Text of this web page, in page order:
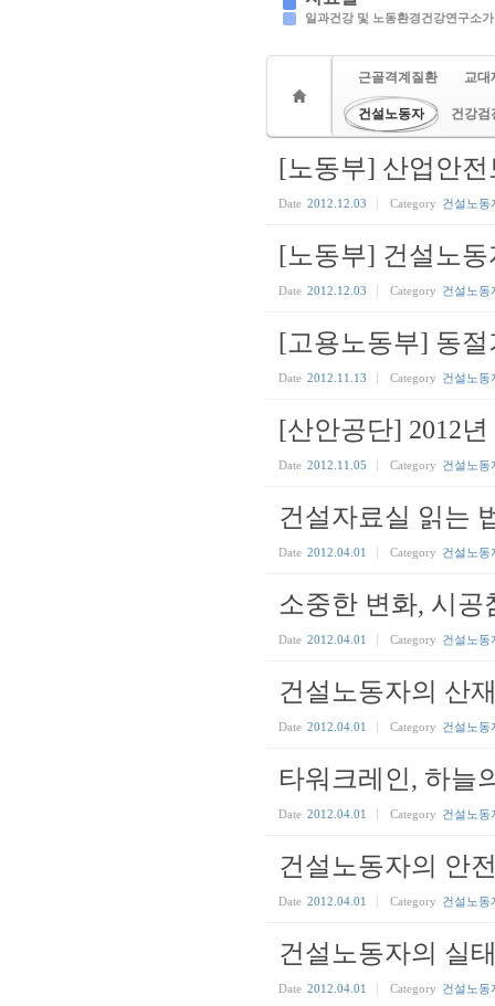
일과건강 및 노동환경건강연구소
근골격계질환 교대
건설노동자 건강검
[노동부] 산업안
Date 2012.12.03 Category 건설노동
[노동부] 건설노동
Date 2012.12.03 Category 건설노동
[고용노동부] 동
Date 2012.11.13 Category 건설노동
[산안공단] 2012
Date 2012.11.05 Category 건설노동
건설자료실 읽는
Date 2012.04.01 Category 건설노동
소중한 변화, 시
Date 2012.04.01 Category 건설노동
건설노동자의 산
Date 2012.04.01 Category 건설노동
타워크레인, 하늘
Date 2012.04.01 Category 건설노동
건설노동자의 안
Date 2012.04.01 Category 건설노동
건설노동자의 실
Date 2012.04.01 Category 건설노동